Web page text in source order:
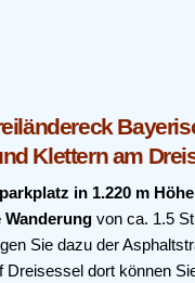
Klettern am
in 1.220 m
Wanderung von ca. 1.5
Sie dazu der
Dreisessel dort können